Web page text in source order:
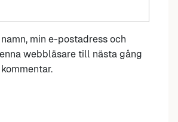
min e-postadress och
webbläsare till nästa gång